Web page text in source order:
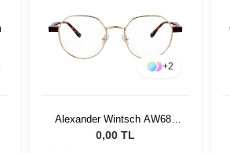
+2
Alexander Wintsch AW686
C3
0,00 TL